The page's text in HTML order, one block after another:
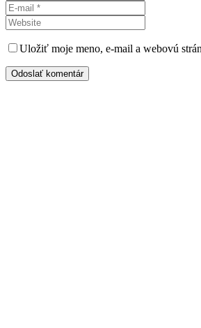
Uložiť moje meno, e-mail a webovú
Odoslať komentár